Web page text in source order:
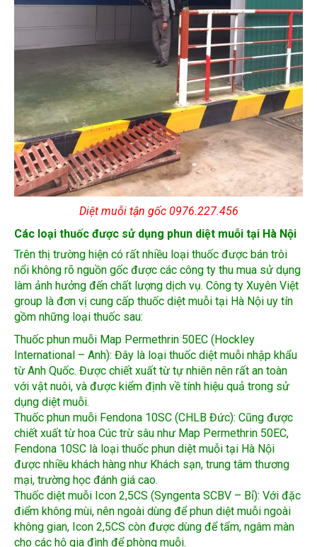
Diệt muỗi tận gốc 0976.227.456
Các loại thuốc được sử dụng phun diệt muỗi tại Hà Nội
Trên thị trường hiện có rất nhiều loại thuốc được bán trôi
nổi không rõ nguồn gốc được các công ty thu mua sử dụng
làm ảnh hưởng đến chất lượng dịch vụ. Công ty Xuyên Việt
group là đơn vị cung cấp thuốc diệt muỗi tại Hà Nội uy tín
gồm những loại thuốc sau:
Thuốc phun muỗi Map Permethrin 50EC (Hockley
từ Anh Quốc. Được chiết xuất từ tự nhiên nên rất an toàn
với vật nuôi, và được kiểm định về tính hiệu quả trong sử
dụng diệt muỗi.
Thuốc phun muỗi Fendona 10SC (CHLB Đức): Cũng được
chiết xuất từ hoa Cúc trừ sâu như Map Permethrin 50EC,
Fendona 10SC là loại thuốc phun diệt muỗi tại Hà Nội
được nhiều khách hàng như Khách sạn, trung tâm thương
mại, trường học đánh giá cao.
Thuốc diệt muỗi Icon 2,5CS (Syngenta SCBV – Bỉ): Với đặc
điểm không mùi, nên ngoài dùng để phun diệt muỗi ngoài
không gian, Icon 2,5CS còn được dùng để tẩm, ngâm màn
cho các hộ gia đình để phòng muỗi.
Trung tâm diệt muỗi tại Hà Nộicủa Xuyên Việt group